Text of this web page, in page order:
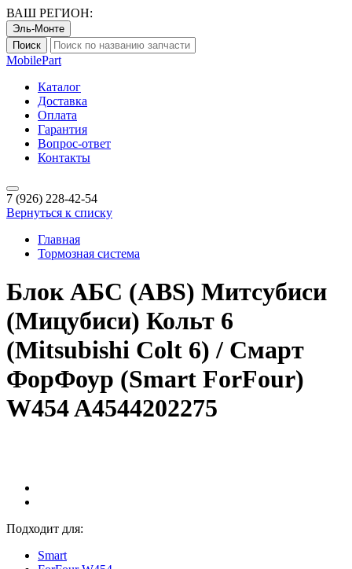
ВАШ РЕГИОН:
Эль-Монте
Поиск
MobilePart
Каталог
Доставка
Оплата
Гарантия
Вопрос-ответ
Контакты
7 (926) 228-42-54
Вернуться к списку
Главная
Тормозная система
Блок АБС (ABS) Митсубиси
(Мицубиси) Кольт 6
(Mitsubishi Colt 6) / Смарт
ФорФоур (Smart ForFour)
W454 A4544202275
Подходит для:
Smart